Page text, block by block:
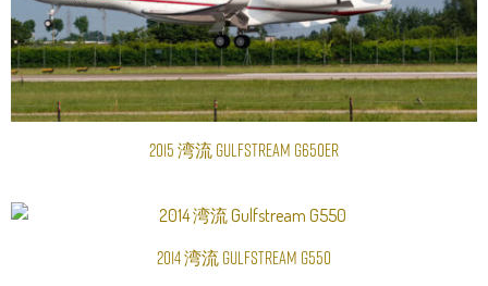
阅读更多
2015 湾流 Gulfstream G650ER
阅读更多
2014 湾流 Gulfstream G550